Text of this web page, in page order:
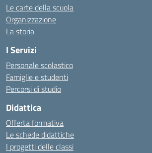
Le carte della scuola
Organizzazione
La storia
I Servizi
Personale scolastico
Famiglie e studenti
Percorsi di studio
Didattica
Offerta formativa
Le schede didattiche
I progetti delle classi